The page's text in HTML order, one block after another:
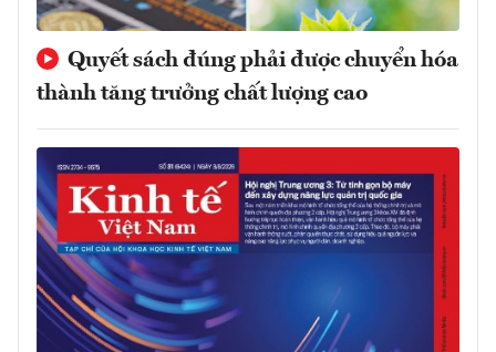
Quyết sách đúng phải được chuyển hóa
thành tăng trưởng chất lượng cao